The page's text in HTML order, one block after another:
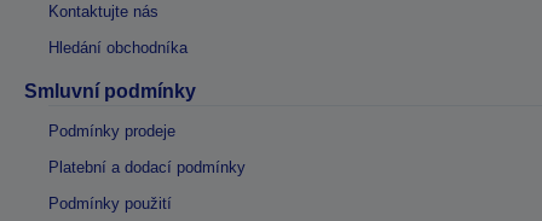
Kontaktujte nás
Hledání obchodníka
Smluvní podmínky
Podmínky prodeje
Platební a dodací podmínky
Podmínky použití